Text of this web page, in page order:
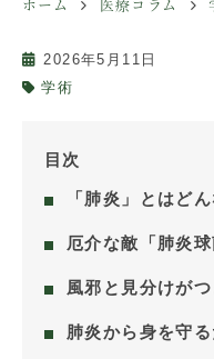
ホーム 医療コラム
2026年5月11日
学術
目次
「肺炎」とはど
厄介な敵「肺炎
風邪と見分けが
肺炎から身を守